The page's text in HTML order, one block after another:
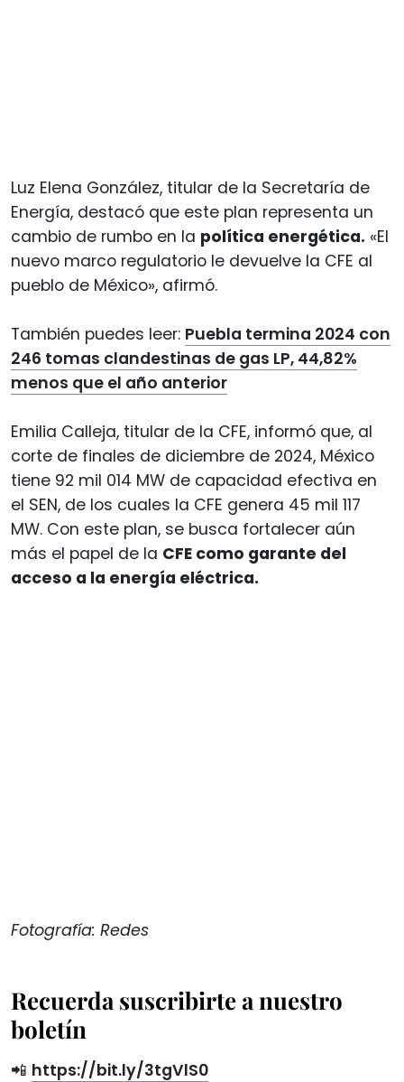
Luz Elena González, titular de la Secretaría de
Energía, destacó que este plan representa un
cambio de rumbo en la política energética. «El
nuevo marco regulatorio le devuelve la CFE al
pueblo de México», afirmó.
También puedes leer: Puebla termina 2024 con
246 tomas clandestinas de gas LP, 44,82%
menos que el año anterior
Emilia Calleja, titular de la CFE, informó que, al
corte de finales de diciembre de 2024, México
tiene 92 mil 014 MW de capacidad efectiva en
el SEN, de los cuales la CFE genera 45 mil 117
MW. Con este plan, se busca fortalecer aún
más el papel de la CFE como garante del
acceso a la energía eléctrica.
Fotografía: Redes
Recuerda suscribirte a nuestro
boletín
📲 https://bit.ly/3tgVlS0